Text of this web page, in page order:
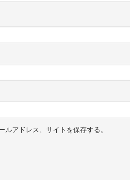
アドレス、サイトを保存する。